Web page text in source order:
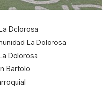
Dolorosa
La Dolorosa
Dolorosa
Bartolo